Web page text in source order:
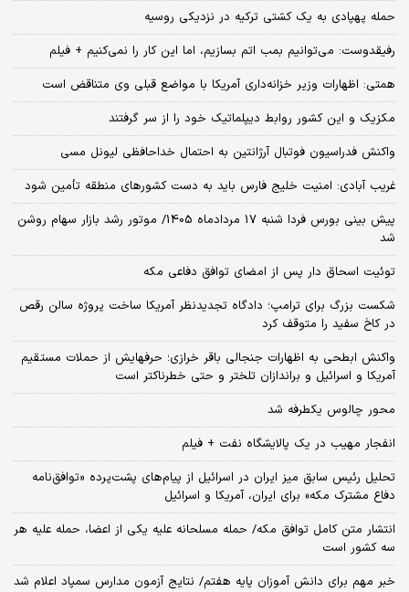
حمله پهپادی به یک کشتی ترکیه در نزدیکی روسیه
رفیقدوست: می‌توانیم بمب اتم بسازیم، اما این کار را نمی‌کنیم + فیلم
همتی: اظهارات وزیر خزانه‌داری آمریکا با مواضع قبلی وی متناقض است
مکزیک و این کشور روابط دیپلماتیک خود را از سر گرفتند
واکنش فدراسیون فوتبال آرژانتین به احتمال خداحافظی لیونل مسی
غریب آبادی: امنیت خلیج فارس باید به دست کشورهای منطقه تأمین شود
پیش بینی بورس فردا شنبه 17 مردادماه 1405/ موتور رشد بازار سهام روشن
شد
توئیت اسحاق دار پس از امضای توافق دفاعی مکه
شکست بزرگ برای ترامپ؛ دادگاه تجدیدنظر آمریکا ساخت پروژه سالن رقص
در کاخ سفید را متوقف کرد
واکنش ابطحی به اظهارات جنجالی باقر خرازی؛ حرفهایش از حملات مستقیم
آمریکا و اسرائیل و براندازان تلختر و حتی خطرناکتر است
محور چالوس یکطرفه شد
انفجار مهیب در یک پالایشگاه نفت + فیلم
تحلیل رئیس سابق میز ایران در اسرائیل از پیام‌های پشت‌پرده «توافق‌نامه
دفاع مشترک مکه» برای ایران، آمریکا و اسرائیل
انتشار متن کامل توافق مکه/ حمله مسلحانه علیه یکی از اعضا، حمله علیه هر
سه کشور است
خبر مهم برای دانش آموزان پایه هفتم/ نتایج آزمون مدارس سمپاد اعلام شد